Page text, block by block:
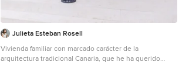
Julieta Esteban Rosell
Vivienda familiar con marcado carácter de la
arquitectura tradicional Canaria, que he ha querido